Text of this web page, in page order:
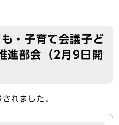
・子育て会議子ど
進部会（2月9日開
れました。